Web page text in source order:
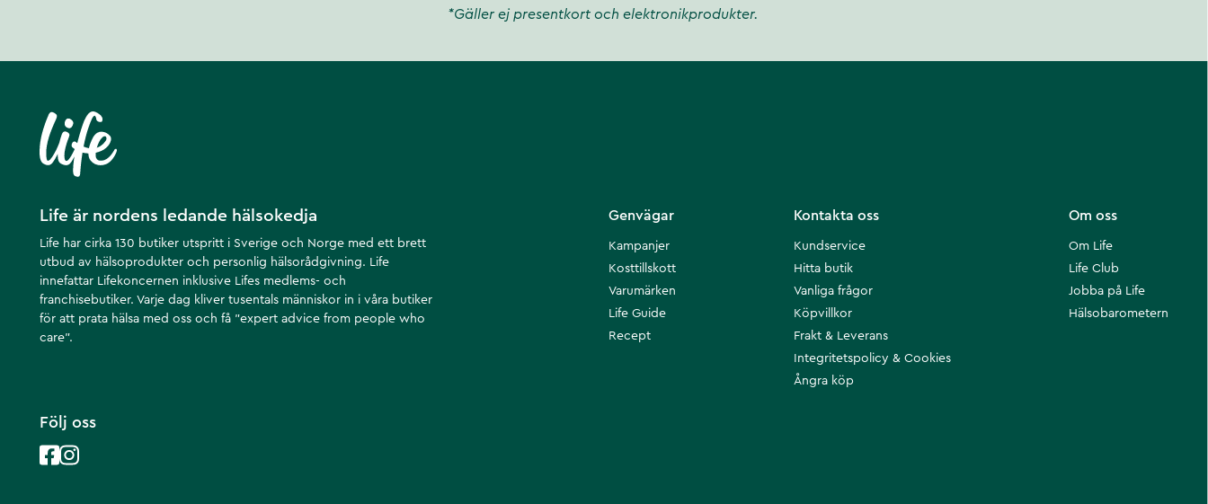
*Gäller ej presentkort och elektronikprodukter.
Life är nordens ledande hälsokedja
Life har cirka 130 butiker utspritt i Sverige och Norge med ett brett
utbud av hälsoprodukter och personlig hälsorådgivning. Life
innefattar Lifekoncernen inklusive Lifes medlems- och
franchisebutiker. Varje dag kliver tusentals människor in i våra butiker
för att prata hälsa med oss och få ”expert advice from people who
care”.
Om oss
Om Life
Life Club
Jobba på Life
Hälsobarometern
Kontakta oss
Kundservice
Hitta butik
Vanliga frågor
Köpvillkor
Frakt & Leverans
Integritetspolicy & Cookies
Ångra köp
Genvägar
Kampanjer
Kosttillskott
Varumärken
Life Guide
Recept
Följ oss